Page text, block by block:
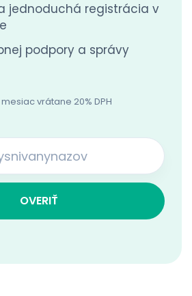
jednoduchá registrácia v
podpory a správy
vrátane 20% DPH
OVERIŤ